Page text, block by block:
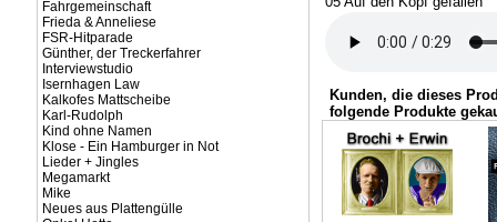
Fahrgemeinschaft
Frieda & Anneliese
FSR-Hitparade
Günther, der Treckerfahrer
Interviewstudio
Isernhagen Law
Kalkofes Mattscheibe
Karl-Rudolph
Kind ohne Namen
Klose - Ein Hamburger in Not
Lieder + Jingles
Megamarkt
Mike
Neues aus Plattengülle
Kunden, die dieses
folgende Produkte